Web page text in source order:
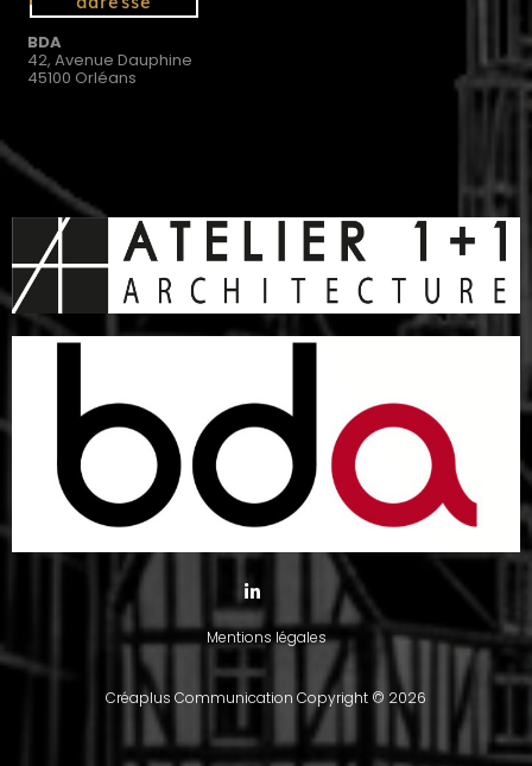
BDA
42, Avenue Dauphine
45100 Orléans
Mentions légales
Créaplus Communication Copyright © 2026